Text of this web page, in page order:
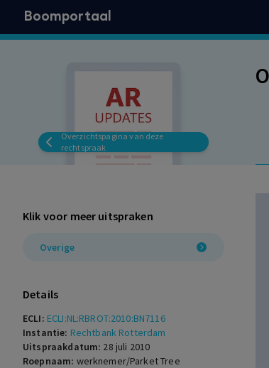
Boomportaal
Overzichtspagina van deze
rechtspraak
Klik voor meer uitspraken
Overige
Details
ECLI: ECLI:NL:RBROT:2010:BN7116
Instantie: Rechtbank Rotterdam
Uitspraakdatum: 28 juli 2010
Roepnaam: werknemer/Parket Tree